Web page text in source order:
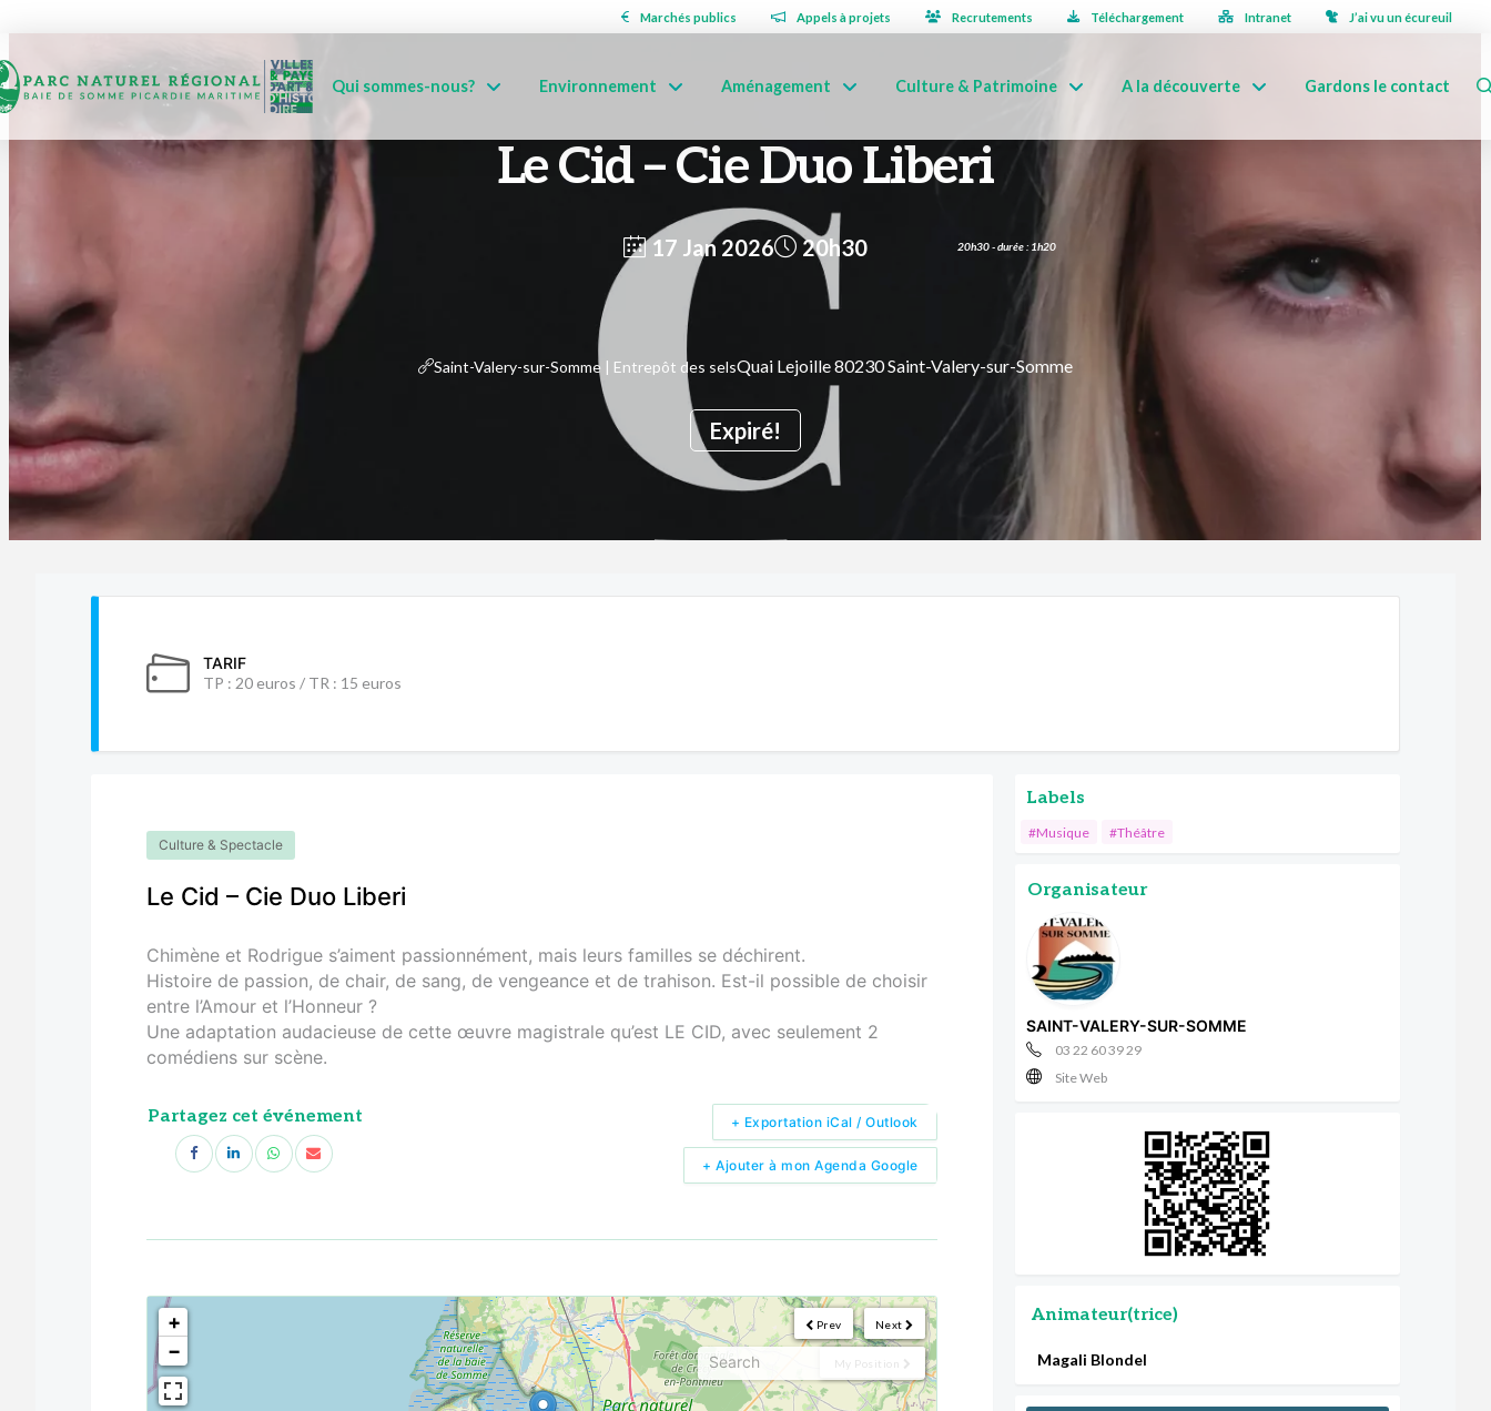
Marchés publics Appels à projets Recrutements Téléchargement Intranet J’ai vu un écureuil
Qui sommes-nous? Environnement Aménagement Culture & Patrimoine A la découverte Gardons le contact
Le Cid – Cie Duo Liberi
17 Jan 2026
Expiré!
20h30 - durée : 1h20
20h30
Saint-Valery-sur-Somme | Entrepôt des selsQuai Lejoille 80230 Saint-Valery-sur-Somme
TARIF
TP : 20 euros / TR : 15 euros
Culture & Spectacle
Le Cid – Cie Duo Liberi
Chimène et Rodrigue s’aiment passionnément, mais leurs familles se déchirent.
Histoire de passion, de chair, de sang, de vengeance et de trahison. Est-il possible de choisir
entre l’Amour et l’Honneur ?
Une adaptation audacieuse de cette œuvre magistrale qu’est LE CID, avec seulement 2
comédiens sur scène.
Partagez cet événement
+ Ajouter à mon Agenda Google
+ Exportation iCal / Outlook
Next
Prev
My Position
<!---->
+
−
Labels
#Musique #Théâtre
Organisateur
SAINT-VALERY-SUR-SOMME
03 22 60 39 29
Site Web
Animateur(trice)
Magali Blondel